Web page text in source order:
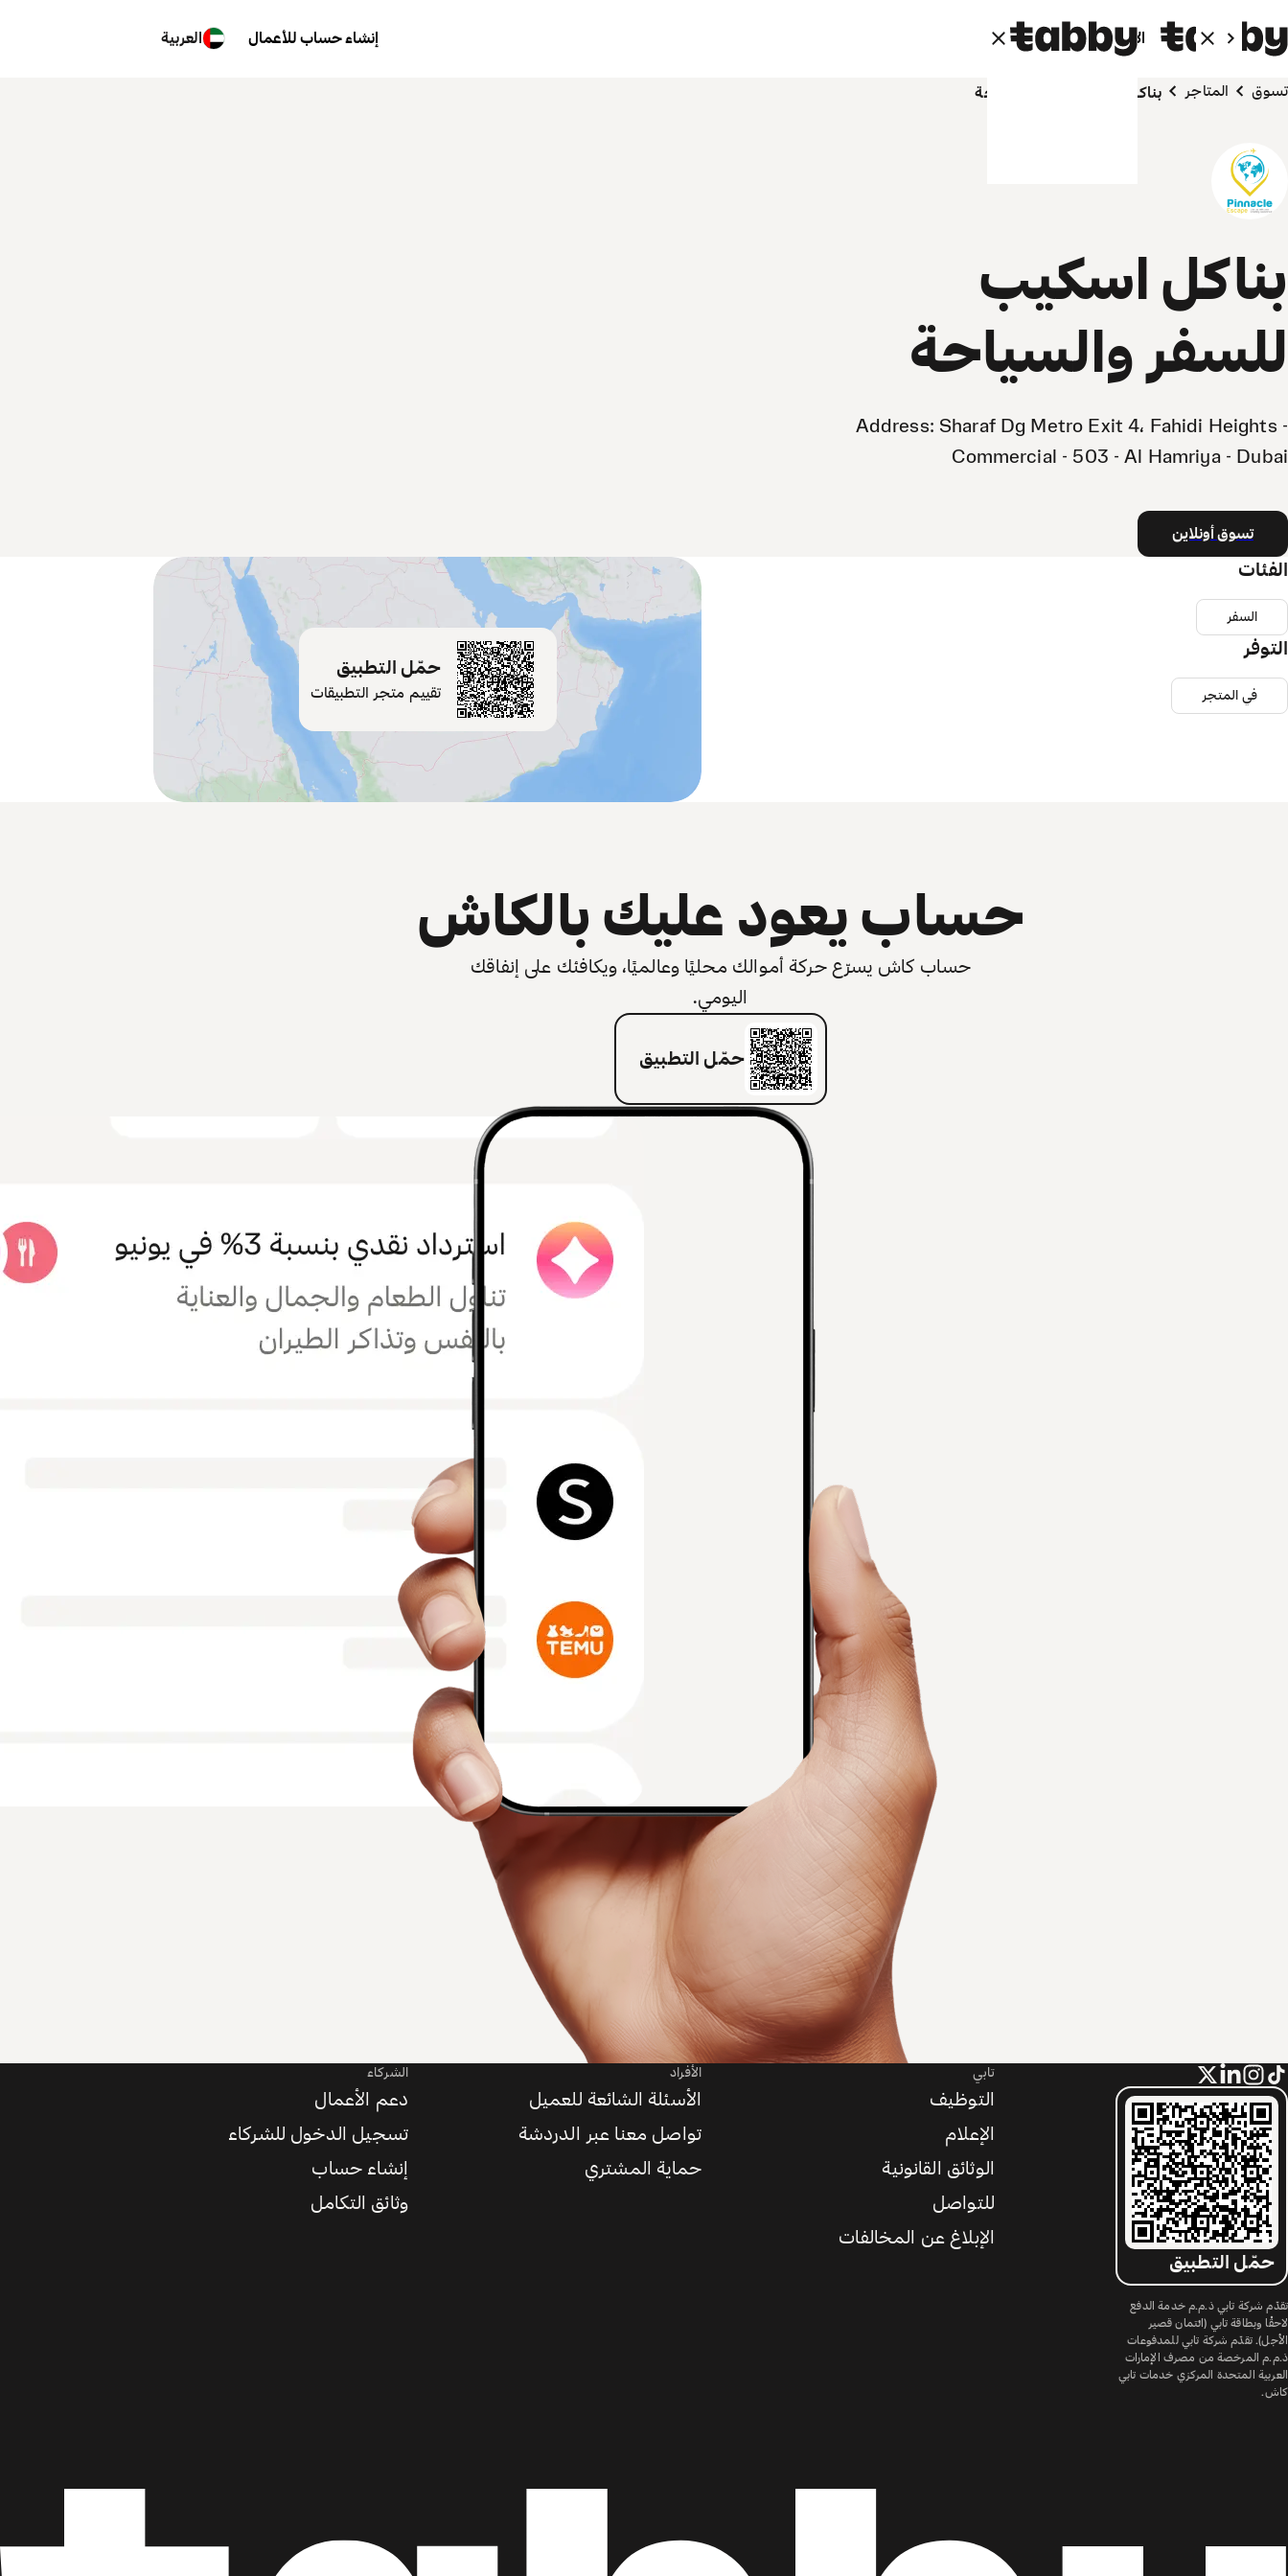
الأفراد الشركاء إنشاء حساب للأعمال العربية
تسوق المتاجر بناكل اسكيب للسفر والسياحة
بناكل اسكيب
للسفر والسياحة
Address: Sharaf Dg Metro Exit 4، Fahidi Heights -
Commercial - 503 - Al Hamriya - Dubai
تسوق أونلاين
حمّل التطبيق
تقييم متجر التطبيقات
الفئات
السفر
التوفر
في المتجر
حساب يعود عليك بالكاش
حساب كاش يسرّع حركة أموالك محليًا وعالميًا، ويكافئك على إنفاقك
اليومي.
حمّل التطبيق
حمّل التطبيق
تقدّم شركة تابي ذ.م.م خدمة الدفع
لاحقًا وبطاقة تابي (ائتمان قصير
الأجل). تقدّم شركة تابي للمدفوعات
ذ.م.م المرخصة من مصرف الإمارات
العربية المتحدة المركزي خدمات تابي
كاش.
تابي
التوظيف
الإعلام
الوثائق القانونية
للتواصل
الإبلاغ عن المخالفات
الأفراد
الأسئلة الشائعة للعميل
تواصل معنا عبر الدردشة
حماية المشتري
الشركاء
دعم الأعمال
تسجيل الدخول للشركاء
إنشاء حساب
وثائق التكامل